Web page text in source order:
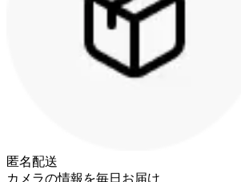
匿名配送
カメラの情報を毎日お届け